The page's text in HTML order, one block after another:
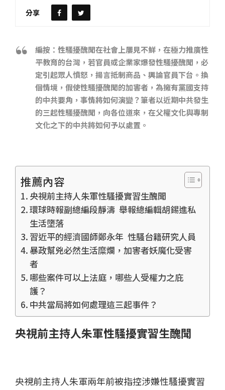
分享
編按：性騷擾醜聞在社會上屢見不鮮，在極力推廣性
平教育的台灣，若官員或企業家爆發性騷擾醜聞，必
定引起眾人憤怒，揚言抵制商品、輿論官員下台。換
個情境，假使性騷擾醜聞的加害者，為擁有黨國支持
的中共要角，事情將如何演變？筆者以近期中共發生
的三起性騷擾醜聞，向各位道來，在父權文化與專制
文化之下的中共將如何予以處置。
推薦內容
央視前主持人朱軍性騷擾實習生醜聞
環球時報副總編段靜濤 舉報總編輯胡錫進私
生活墮落
習近平的經濟國師鄭永年 性騷台籍研究人員
暴政幫兇必然生活糜爛，加害者妖魔化受害
者
哪些案件可以上法庭，哪些人受權力之庇
護？
中共當局將如何處理這三起事件？
央視前主持人朱軍性騷擾實習生醜聞
央視前主持人朱軍兩年前被指控涉嫌性騷擾實習